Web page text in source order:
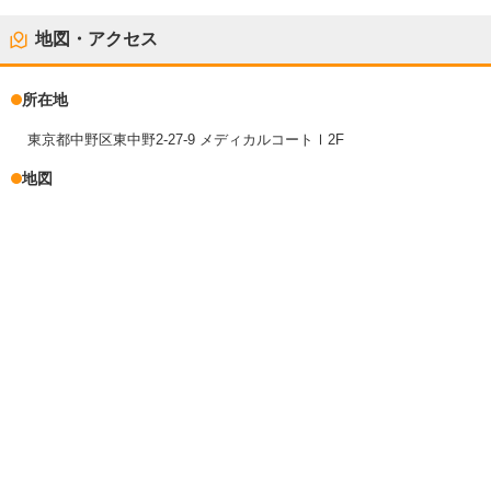
地図・アクセス
所在地
東京都中野区東中野2-27-9 メディカルコートⅠ2F
地図